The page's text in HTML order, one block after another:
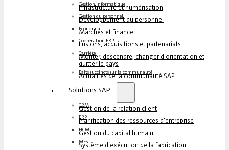
Gestion informatique
Infrastructure et numérisation
Gestion du personnel
Développement du personnel
Économie
Marchés et finance
Coopération ERP
Fusions, acquisitions et partenariats
Carrière
Monter, descendre, changer d'orientation et
quitter le pays
Faits succincts sur la communauté
Actualités de la communauté SAP
Solutions SAP
CRM
Gestion de la relation client
ERP
Planification des ressources d'entreprise
HCM
Gestion du capital humain
MES
Système d'exécution de la fabrication